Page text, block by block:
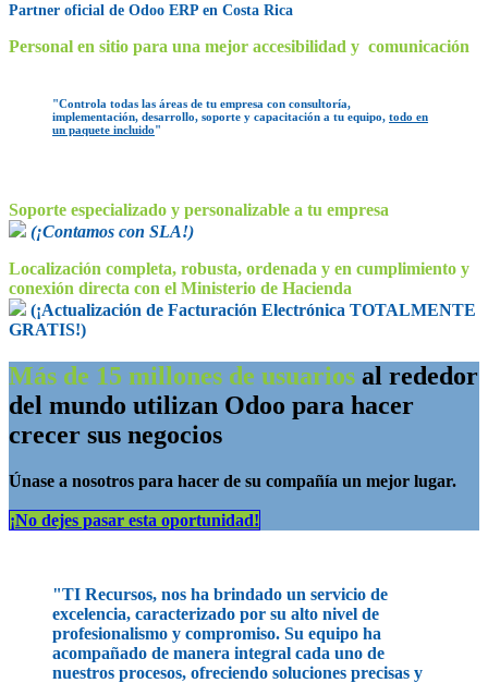
Partner oficial de Odoo ERP en Costa Rica
Personal en sitio para una mejor accesibilidad y comunicación
"Controla todas las áreas de tu empresa con consultoría,
implementación, desarrollo, soporte y capacitación a tu equipo, todo en
un paquete incluido"
Soporte especializado y personalizable a tu empresa
(¡Contamos con SLA!)
Localización completa, robusta, ordenada y en cumplimiento y
conexión directa con el Ministerio de Hacienda
(¡Actualización de Facturación Electrónica TOTALMENTE
GRATIS!)
Más de 15 millones de usuarios al rededor
del mundo utilizan Odoo para hacer
crecer sus negocios
Únase a nosotros para hacer de su compañía un mejor lugar.
¡No dejes pasar esta oportunidad!​​​​
"TI Recursos, nos ha brindado un servicio de
excelencia, caracterizado por su alto nivel de
profesionalismo y compromiso. Su equipo ha
acompañado de manera integral cada uno de
nuestros procesos, ofreciendo soluciones precisas y